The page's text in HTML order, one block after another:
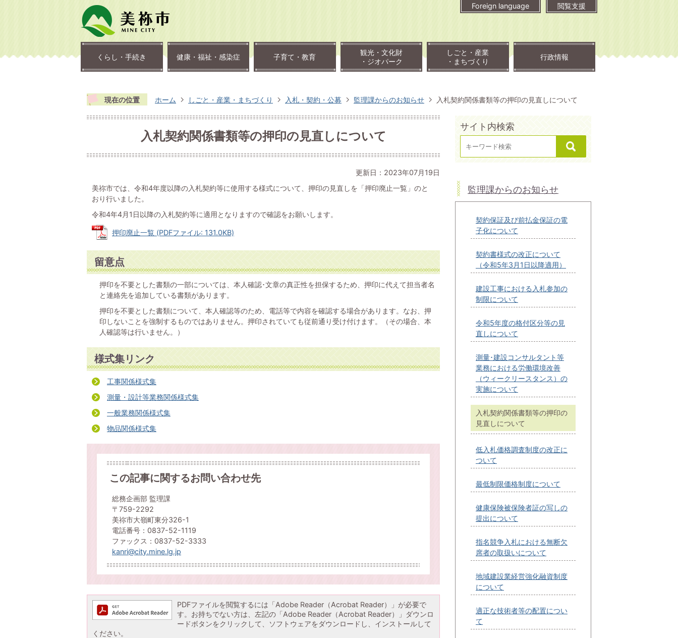
Foreign language 閲覧支援
くらし・手続き 健康・福祉・感染症 子育て・教育
観光・文化財
・ジオパーク
しごと・産業
・まちづくり
行政情報
現在の位置 ホーム しごと・産業・まちづくり 入札・契約・公募 監理課からのお知らせ 入札契約関係書類等の押印の見直しについて
入札契約関係書類等の押印の見直しについて
更新日：2023年07月19日
美祢市では、令和4年度以降の入札契約等に使用する様式について、押印の見直しを「押印廃止一覧」のと
おり行いました。
令和4年4月1日以降の入札契約等に適用となりますので確認をお願いします。
押印廃止一覧 (PDFファイル: 131.0KB)
留意点
押印を不要とした書類の一部については、本人確認･文章の真正性を担保するため、押印に代えて担当者名
と連絡先を追加している書類があります。
押印を不要とした書類について、本人確認等のため、電話等で内容を確認する場合があります。なお、押
印しないことを強制するものではありません。押印されていても従前通り受け付けます。（その場合、本
人確認等は行いません。）
様式集リンク
工事関係様式集
測量・設計等業務関係様式集
一般業務関係様式集
物品関係様式集
この記事に関するお問い合わせ先
総務企画部 監理課
〒759-2292
美祢市大嶺町東分326-1
電話番号：0837-52-1119
ファックス：0837-52-3333
kanri@city.mine.lg.jp
PDFファイルを閲覧するには「Adobe Reader（Acrobat Reader）」が必要で
す。お持ちでない方は、左記の「Adobe Reader（Acrobat Reader）」ダウンロ
ードボタンをクリックして、ソフトウェアをダウンロードし、インストールして
ください。
サイト内検索
監理課からのお知らせ
契約保証及び前払金保証の電
子化について
契約書様式の改正について
（令和5年3月1日以降適用）
建設工事における入札参加の
制限について
令和5年度の格付区分等の見
直しについて
測量･建設コンサルタント等
業務における労働環境改善
（ウィークリースタンス）の
実施について
入札契約関係書類等の押印の
見直しについて
低入札価格調査制度の改正に
ついて
最低制限価格制度について
健康保険被保険者証の写しの
提出について
指名競争入札における無断欠
席者の取扱いについて
地域建設業経営強化融資制度
について
適正な技術者等の配置につい
て